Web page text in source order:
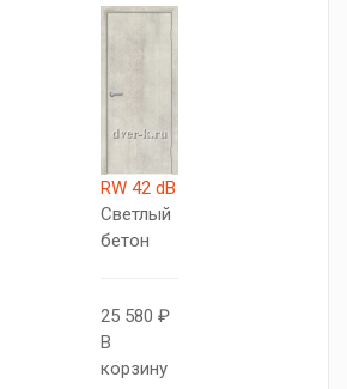
RW 42 dB
Светлый
бетон
25 580 ₽
В
корзину